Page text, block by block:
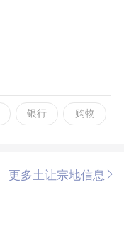
银行 购物
更多土让宗地信息